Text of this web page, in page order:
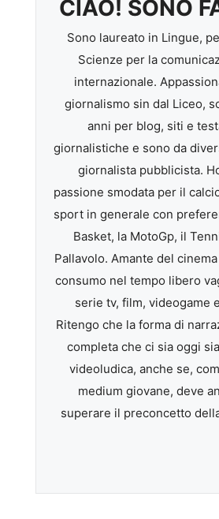
CIAO! SONO
Sono laureato in Lingue,
Scienze per la
internazionale.
giornalismo sin dal Liceo,
anni per blog, siti e
giornalistiche e sono da
giornalista pubblicista.
passione smodata per il
sport in generale con
Basket, la MotoGp, il
Pallavolo. Amante del cinema
consumo nel tempo libero
serie tv, film, videogame
Ritengo che la forma di
completa che ci sia oggi
videoludica, anche se,
medium giovane, deve
superare il preconcetto